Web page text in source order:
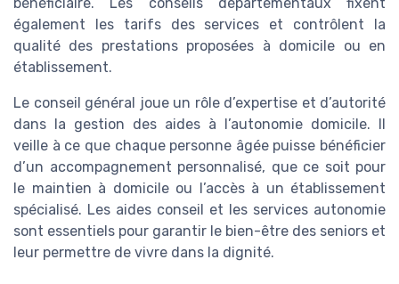
bénéficiaire. Les conseils départementaux fixent
également les tarifs des services et contrôlent la
qualité des prestations proposées à domicile ou en
établissement.
Le conseil général joue un rôle d’expertise et d’autorité
dans la gestion des aides à l’autonomie domicile. Il
veille à ce que chaque personne âgée puisse bénéficier
d’un accompagnement personnalisé, que ce soit pour
le maintien à domicile ou l’accès à un établissement
spécialisé. Les aides conseil et les services autonomie
sont essentiels pour garantir le bien-être des seniors et
leur permettre de vivre dans la dignité.